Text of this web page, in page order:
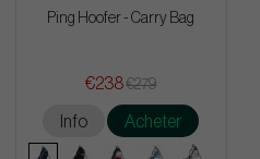
Ping Hoofer - Carry Bag
€238€279
Info Acheter